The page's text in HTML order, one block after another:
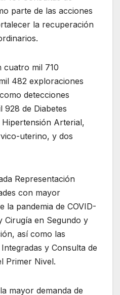
parte de las acciones
la recuperación
cuatro mil 710
482 exploraciones
detecciones
928 de Diabetes
Hipertensión Arterial,
uterino, y dos
Representación
con mayor
la pandemia de COVID-
Cirugía en Segundo y
así como las
y Consulta de
Primer Nivel.
mayor demanda de